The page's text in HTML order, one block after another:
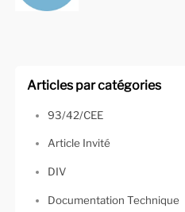
Articles par catégories
93/42/CEE
Article Invité
DIV
Documentation Technique